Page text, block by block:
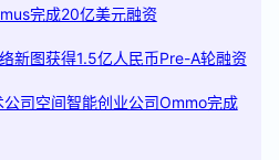
完成20亿美元融资
新图获得1.5亿人民币Pre-A轮融资
司空间智能创业公司Ommo完成